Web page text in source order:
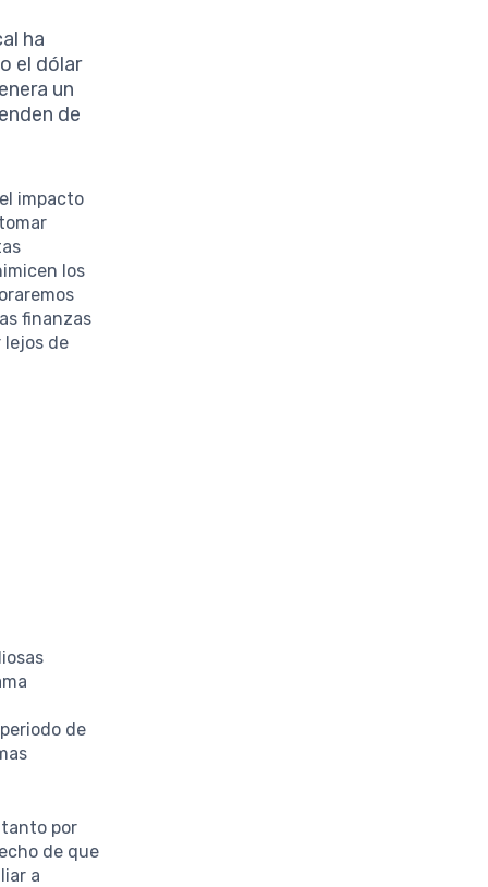
ha
el dólar
un
de
impacto
los
finanzas
de
de
por
de que
a